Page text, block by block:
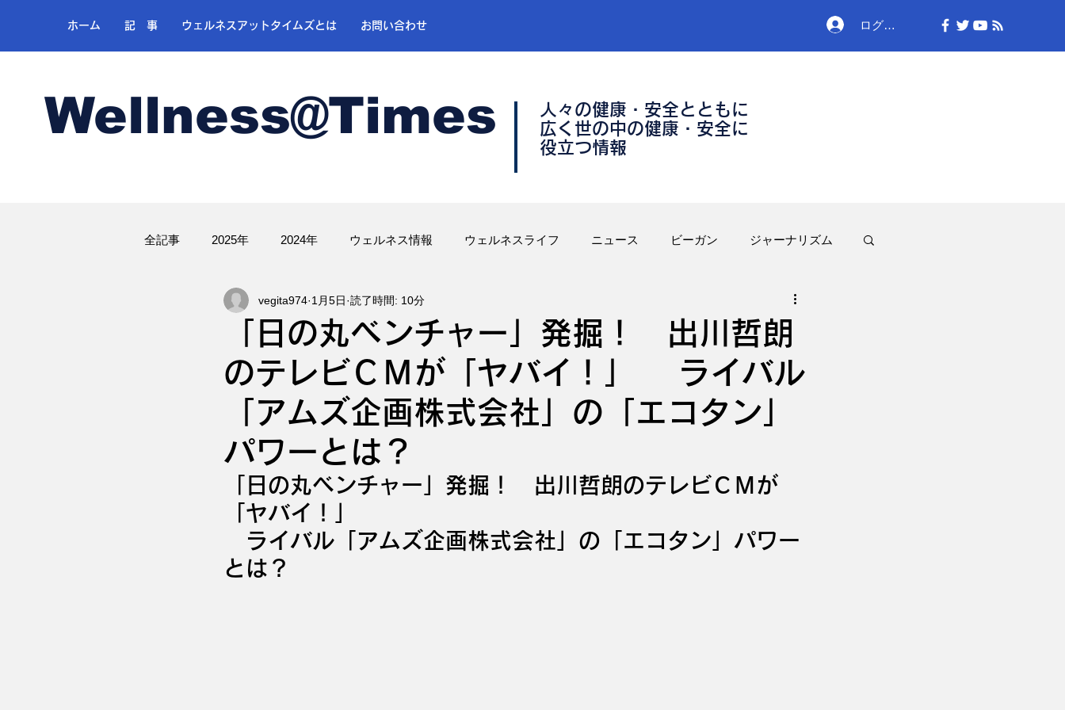
ホーム 記 事 ウェルネスアットタイムズとは お問い合わせ ログイン
Wellness@Times
人々の健康・安全とともに
​広く世の中の健康・安全に
​役立つ情報
全記事 2025年 2024年 ウェルネス情報 ウェルネスライフ ニュース ビーガン ジャーナリズム
「日の丸ベンチャー」発掘！ 出川哲朗
のテレビＣＭが「ヤバイ！」 ライバル
「アムズ企画株式会社」の「エコタン」
パワーとは？
vegita974 1月5日 読了時間: 10分
「日の丸ベンチャー」発掘！　出川哲朗のテレビＣＭが
「ヤバイ！」
ライバル「アムズ企画株式会社」の「エコタン」パワー
とは？